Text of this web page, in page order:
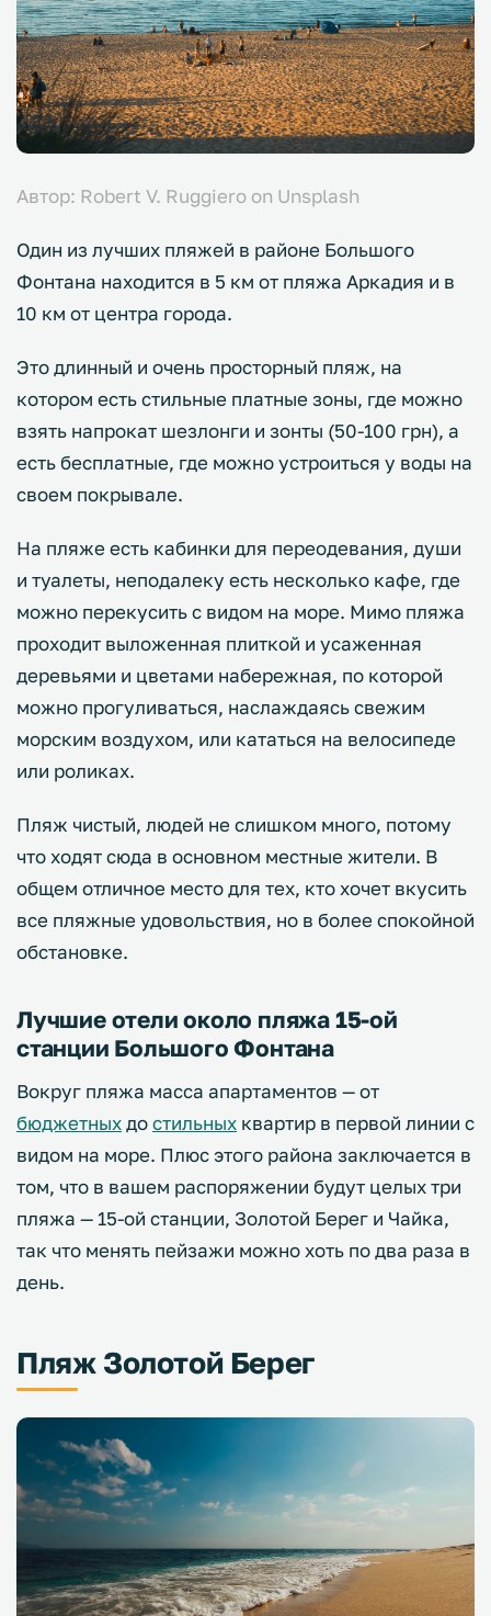
Автор: Robert V. Ruggiero on Unsplash
Один из лучших пляжей в районе Большого
Фонтана находится в 5 км от пляжа Аркадия и в
10 км от центра города.
Это длинный и очень просторный пляж, на
котором есть стильные платные зоны, где можно
взять напрокат шезлонги и зонты (50-100 грн), а
есть бесплатные, где можно устроиться у воды на
своем покрывале.
На пляже есть кабинки для переодевания, души
и туалеты, неподалеку есть несколько кафе, где
можно перекусить с видом на море. Мимо пляжа
проходит выложенная плиткой и усаженная
деревьями и цветами набережная, по которой
можно прогуливаться, наслаждаясь свежим
морским воздухом, или кататься на велосипеде
или роликах.
Пляж чистый, людей не слишком много, потому
что ходят сюда в основном местные жители. В
общем отличное место для тех, кто хочет вкусить
все пляжные удовольствия, но в более спокойной
обстановке.
Лучшие отели около пляжа 15-ой
станции Большого Фонтана
Вокруг пляжа масса апартаментов — от
бюджетныхдостильных квартир в первой линии с
видом на море. Плюс этого района заключается в
том, что в вашем распоряжении будут целых три
пляжа — 15-ой станции, Золотой Берег и Чайка,
так что менять пейзажи можно хоть по два раза в
день.
Пляж Золотой Берег